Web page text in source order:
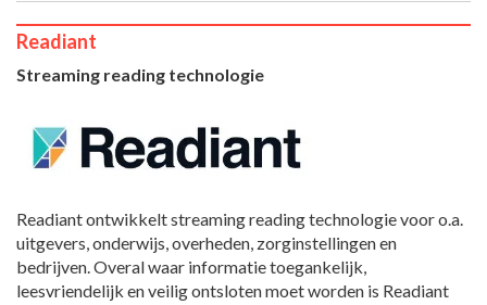
Readiant
Streaming reading technologie
Readiant ontwikkelt streaming reading technologie voor o.a.
uitgevers, onderwijs, overheden, zorginstellingen en
bedrijven. Overal waar informatie toegankelijk,
leesvriendelijk en veilig ontsloten moet worden is Readiant